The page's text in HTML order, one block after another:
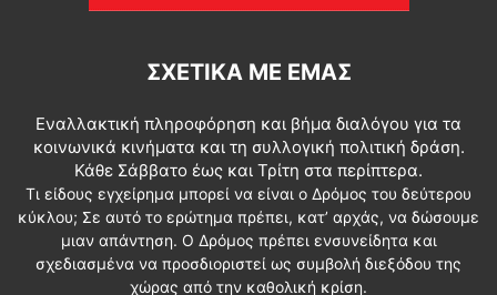
ΣΧΕΤΙΚΆ ΜΕ ΕΜΆΣ
Εναλλακτική πληροφόρηση και βήμα διαλόγου για τα
κοινωνικά κινήματα και τη συλλογική πολιτική δράση.
Κάθε Σάββατο έως και Τρίτη στα περίπτερα.
Τι είδους εγχείρημα μπορεί να είναι ο Δρόμος του δεύτερου
κύκλου; Σε αυτό το ερώτημα πρέπει, κατ’ αρχάς, να δώσουμε
μιαν απάντηση. Ο Δρόμος πρέπει ενσυνείδητα και
σχεδιασμένα να προσδιοριστεί ως συμβολή διεξόδου της
χώρας από την καθολική κρίση.